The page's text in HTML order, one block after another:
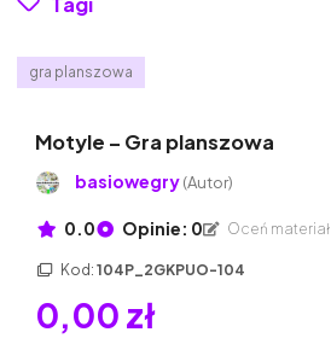
gra planszowa
Motyle – Gra planszowa
basiowegry(Autor)
0.0 Opinie: 0 Oceń materiał
Kod: 104P_2GKPUO-104
0,00 zł